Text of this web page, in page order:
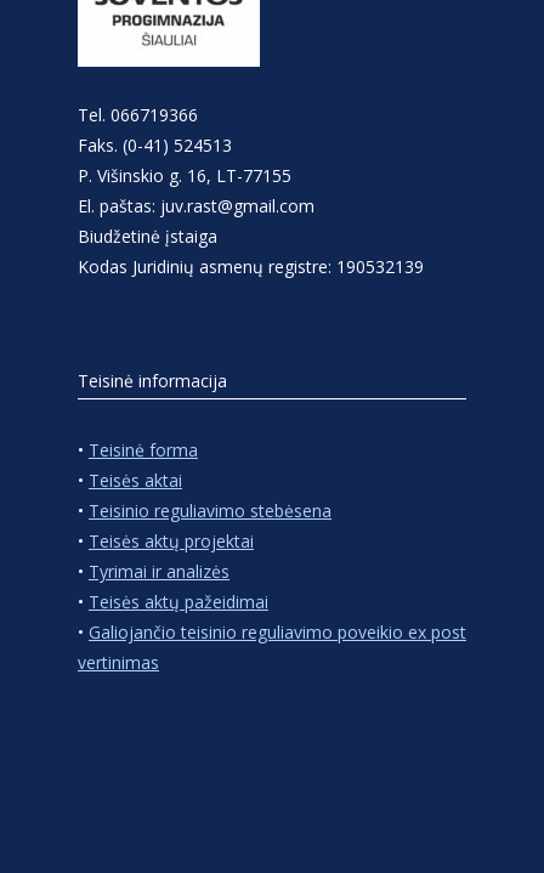
Tel. 066719366
Faks. (0-41) 524513
P. Višinskio g. 16, LT-77155
El. paštas: juv.rast@gmail.com
Biudžetinė įstaiga
Kodas Juridinių asmenų registre: 190532139
Teisinė informacija
• Teisinė forma
• Teisės aktai
• Teisinio reguliavimo stebėsena
• Teisės aktų projektai
• Tyrimai ir analizės
• Teisės aktų pažeidimai
• Galiojančio teisinio reguliavimo poveikio ex post
vertinimas